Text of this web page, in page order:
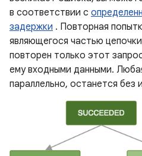
в соответствии с
задержки . Повторная
являющегося частью
повторен только этот
ему входными данными.
параллельно, останется без